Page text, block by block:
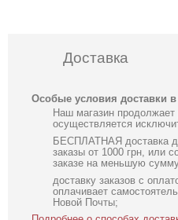
Доставка
Особые условия доставки
Наш магазин продолжает
осуществляется
БЕСПЛАТНАЯ доставка
заказы от 1000 грн, или
заказе на меньшую
доставку заказов с
оплачивает
Новой Почты;